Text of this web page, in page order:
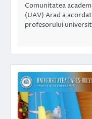
Comunitatea
(UAV) Arad a
profesorului